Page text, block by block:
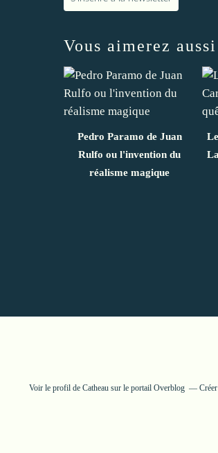
Vous aimerez
Pedro Paramo de Juan
Rulfo ou l'invention du
réalisme magique
Voir le profil de Catheausur le portail Overblog